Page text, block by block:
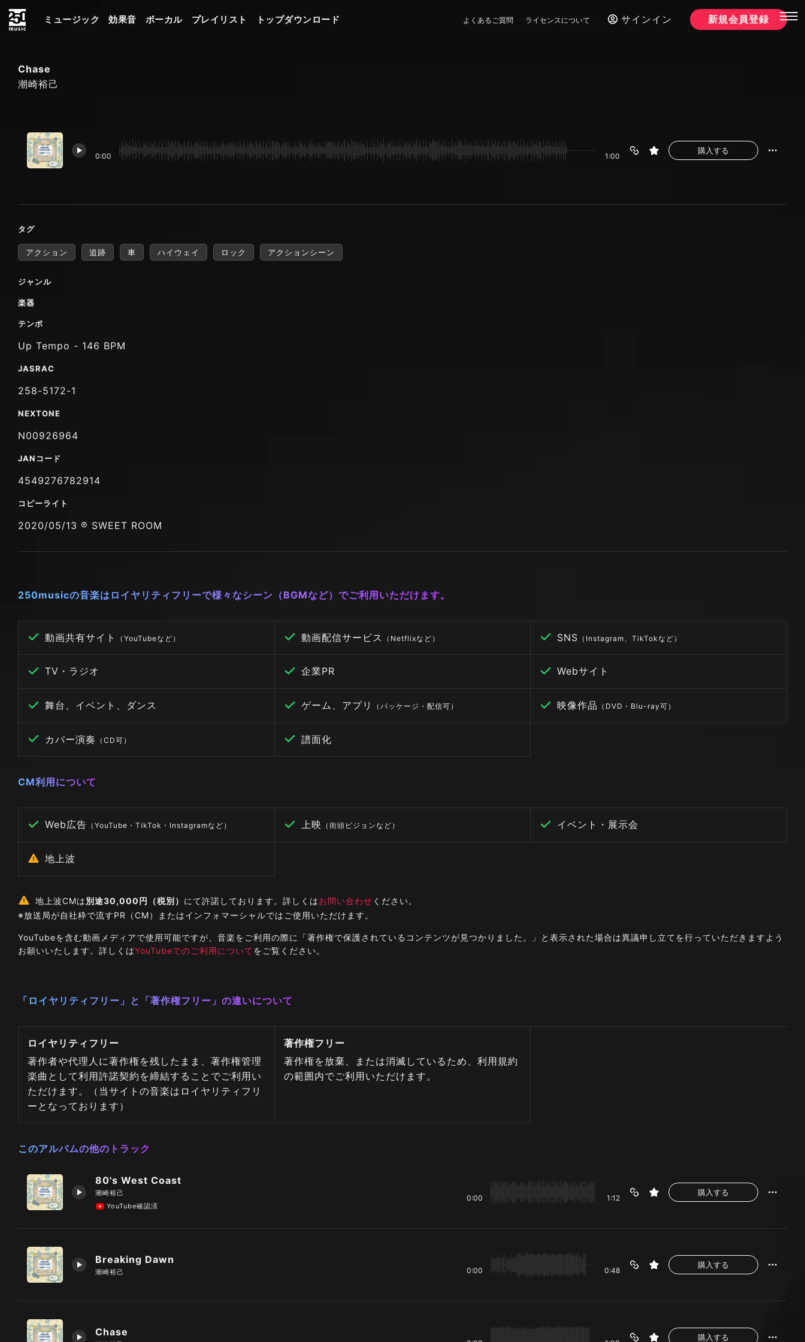
ミュージック 効果音 ボーカル プレイリスト トップダウンロード よくあるご質問 ライセンスについて サインイン 新規会員登録
Chase
潮崎裕己
0:00 1:00
購入する
タグ
アクション 追跡 車 ハイウェイ ロック アクションシーン
ジャンル
楽器
テンポ
Up Tempo - 146 BPM
JASRAC
258-5172-1
NEXTONE
N00926964
JANコード
4549276782914
コピーライト
2020/05/13 ℗ SWEET ROOM
250musicの音楽はロイヤリティフリーで様々なシーン（BGMなど）でご利用いただけます。
動画共有サイト （YouTubeなど） 動画配信サービス （Netflixなど） SNS （Instagram、TikTokなど）
TV・ラジオ 企業PR Webサイト
舞台、イベント、ダンス ゲーム、アプリ （パッケージ・配信可） 映像作品 （DVD・Blu-ray可）
カバー演奏 （CD可） 譜面化
CM利用について
Web広告 （YouTube・TikTok・Instagramなど） 上映 （街頭ビジョンなど） イベント・展示会
地上波
地上波CMは別途30,000円（税別） にて許諾しております。詳しくはお問い合わせ ください。
※放送局が自社枠で流すPR（CM）またはインフォマーシャルではご使用いただけます。
YouTubeを含む動画メディアで使用可能ですが、音楽をご利用の際に「著作権で保護されているコンテンツが見つかりました。」と表示された場合は異議申し立てを行っていただきますよう
お願いいたします。詳しくはYouTubeでのご利用についてをご覧ください。
「ロイヤリティフリー」と「著作権フリー」の違いについて
ロイヤリティフリー
著作者や代理人に著作権を残したまま、著作権管理
楽曲として利用許諾契約を締結することでご利用い
ただけます。（当サイトの音楽はロイヤリティフリ
ーとなっております）
著作権フリー
著作権を放棄、または消滅しているため、利用規約
の範囲内でご利用いただけます。
このアルバムの他のトラック
80's West Coast
潮崎裕己
YouTube確認済
0:00 1:12
購入する
Breaking Dawn
潮崎裕己 0:00 0:48
購入する
Chase 購入する